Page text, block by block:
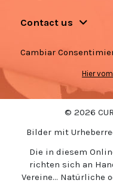
Contact us
Cambiar
Hier
© 2026
Bilder mit
Die in diesem
richten sich an
Vereine... Natürliche